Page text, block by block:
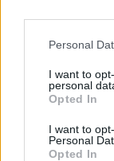
Personal
I want to
personal
Opted In
I want to
Personal
Opted In